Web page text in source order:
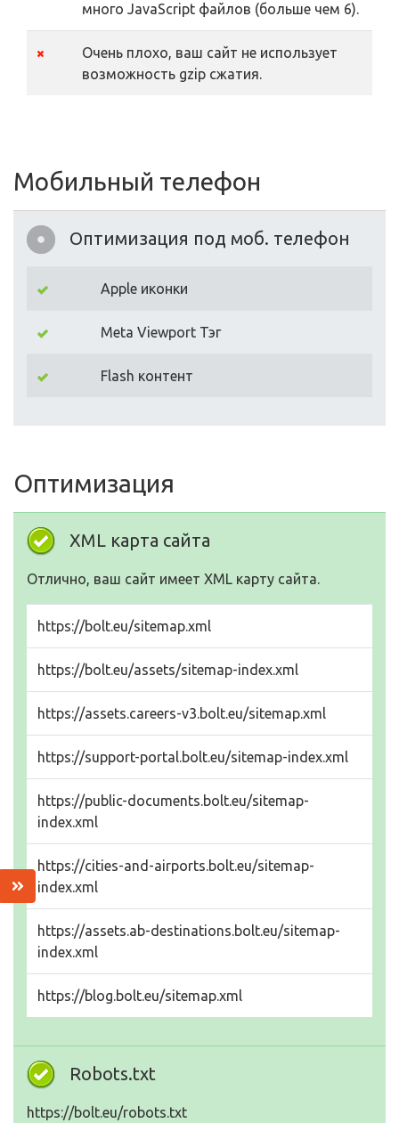
много JavaScript файлов (больше чем 6).
Очень плохо, ваш сайт не использует
возможность gzip сжатия.
Мобильный телефон
Оптимизация под моб. телефон
Apple иконки
Meta Viewport Тэг
Flash контент
Оптимизация
XML карта сайта
Отлично, ваш сайт имеет XML карту сайта.
https://bolt.eu/sitemap.xml
https://bolt.eu/assets/sitemap-index.xml
https://assets.careers-v3.bolt.eu/sitemap.xml
https://support-portal.bolt.eu/sitemap-index.xml
https://public-documents.bolt.eu/sitemap-
index.xml
https://cities-and-airports.bolt.eu/sitemap-
index.xml
https://assets.ab-destinations.bolt.eu/sitemap-
index.xml
https://blog.bolt.eu/sitemap.xml
Robots.txt
https://bolt.eu/robots.txt